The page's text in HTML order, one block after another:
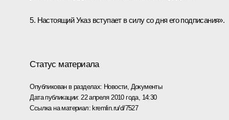
5. Настоящий Указ вступает в силу со дня его подписания».
Статус материала
Опубликован в разделах: Новости, Документы
Дата публикации: 22 апреля 2010 года, 14:30
Ссылка на материал: kremlin.ru/d/7527